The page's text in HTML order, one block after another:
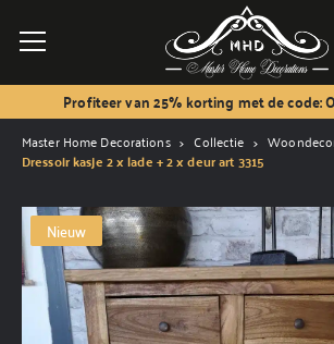
Profiteer van 25% korting met de code:
Master Home Decorations Collectie
Dressoir kasje 2 x lade + 2 x deur art 3315
Nieuw